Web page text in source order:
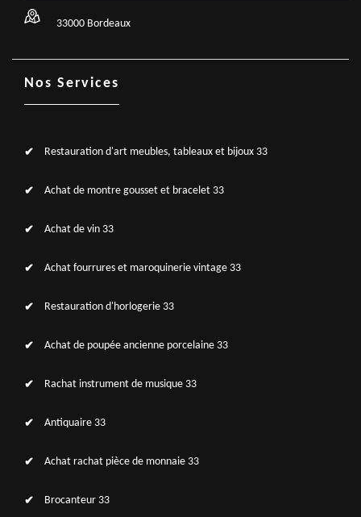
33000 Bordeaux
Nos Services
Restauration d'art meubles, tableaux et bijoux 33
Achat de montre gousset et bracelet 33
Achat de vin 33
Achat fourrures et maroquinerie vintage 33
Restauration d'horlogerie 33
Achat de poupée ancienne porcelaine 33
Rachat instrument de musique 33
Antiquaire 33
Achat rachat pièce de monnaie 33
Brocanteur 33